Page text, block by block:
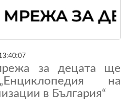
за децата ще
на
в България“